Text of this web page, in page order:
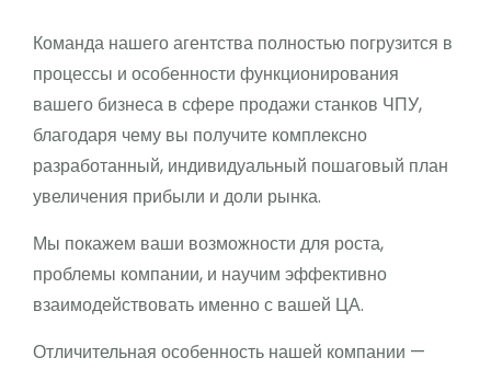
Команда нашего агентства полностью погрузится в
процессы и особенности функционирования
вашего бизнеса в сфере продажи станков ЧПУ,
благодаря чему вы получите комплексно
разработанный, индивидуальный пошаговый план
увеличения прибыли и доли рынка.
Мы покажем ваши возможности для роста,
проблемы компании, и научим эффективно
взаимодействовать именно с вашей ЦА.
Отличительная особенность нашей компании —